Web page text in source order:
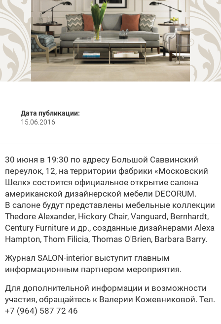
Дата публикации:
15.06.2016
30 июня в 19:30 по адресу Большой Саввинский
переулок, 12, на территории фабрики «Московский
Шелк» состоится официальное открытие салона
американской дизайнерской мебели DECORUM.
В салоне будут представлены мебельные коллекции
Thedore Alexander, Hickory Chair, Vanguard, Bernhardt,
Century Furniture и др., созданные дизайнерами Alexa
Hampton, Thom Filicia, Thomas O'Brien, Barbara Barry.
Журнал SALON-interior выступит главным
информационным партнером мероприятия.
Для дополнительной информации и возможности
участия, обращайтесь к Валерии Кожевниковой. Тел.
+7 (964) 587 72 46